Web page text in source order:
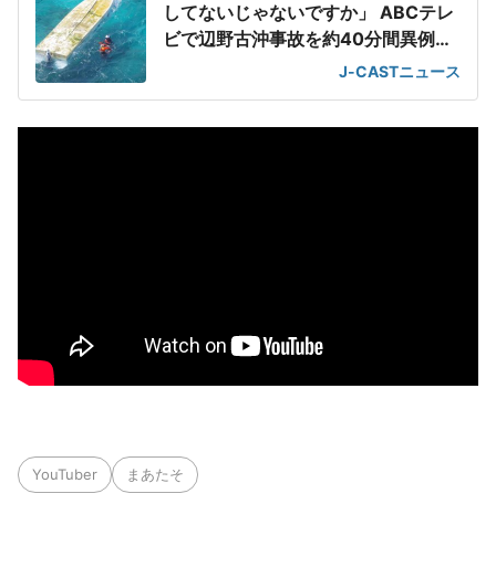
してないじゃないですか」 ABCテレ
ビで辺野古沖事故を約40分間異例の
J-CASTニュース
YouTuber まあたそ